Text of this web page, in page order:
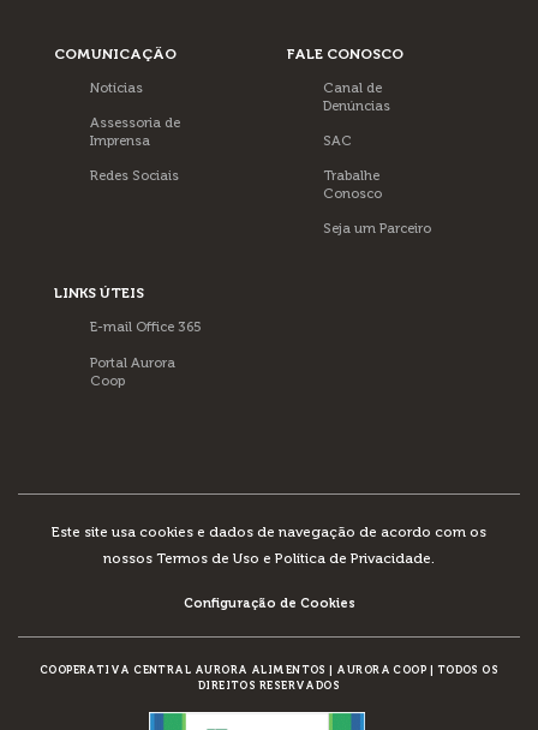
COMUNICAÇÃO
Notícias
Assessoria de
Imprensa
Redes Sociais
FALE CONOSCO
Canal de
Denúncias
SAC
Trabalhe
Conosco
Seja um Parceiro
LINKS ÚTEIS
E-mail Office 365
Portal Aurora
Coop
Este site usa cookies e dados de navegação de acordo com os
nossos Termos de Uso e Política de Privacidade
Configuração de Cookies
COOPERATIVA CENTRAL AURORA ALIMENTOS AURORA COOP
TODOS OS
DIREITOS RESERVADOS